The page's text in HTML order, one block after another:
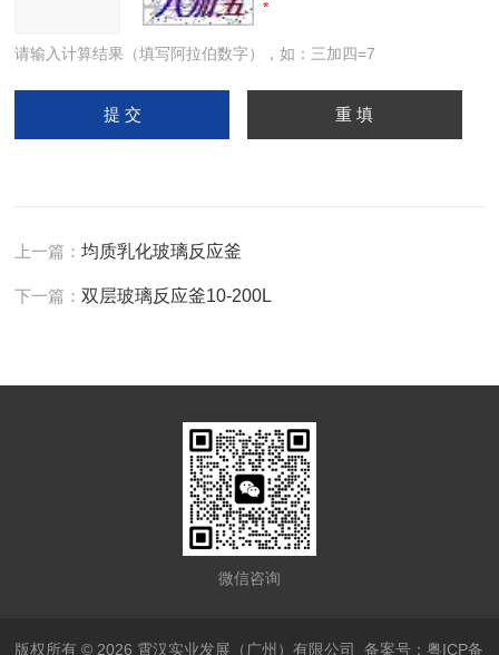
请输入计算结果（填写阿拉伯数字），如：三加四=7
上一篇：均质乳化玻璃反应釜
下一篇：双层玻璃反应釜10-200L
微信咨询
版权所有 © 2026 霄汉实业发展（广州）有限公司备案号：粤ICP备